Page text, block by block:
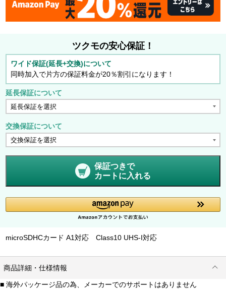
ツクモの安心保証！
ワイド保証(延長+交換)について
同時加入で片方の保証料金が20％割引になります！
延長保証について
交換保証について
保証つきで
カートに入れる
microSDHCカード A1対応 Class10 UHS-I対応
商品詳細・仕様情報
■ 海外パッケージ品の為、メーカーでのサポートはありません